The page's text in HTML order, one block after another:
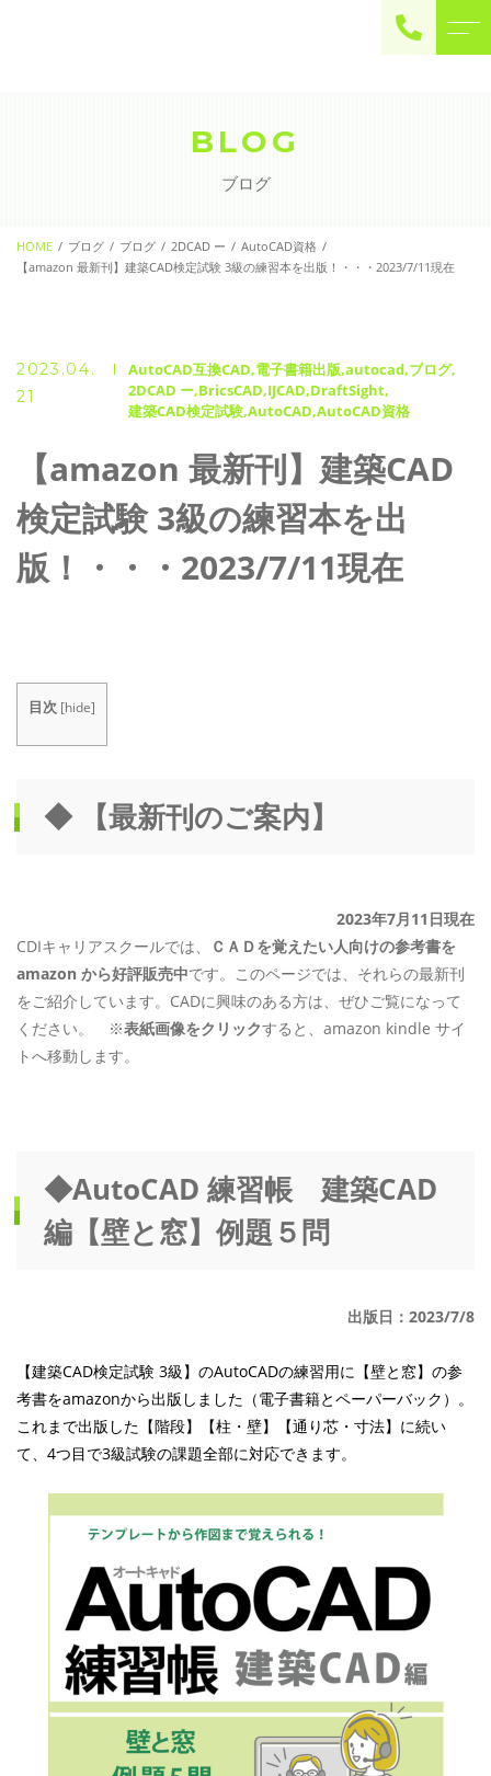
contact
BLOG
ブログ
HOME ブログ ブログ 2DCAD ー
AutoCAD資格
【amazon 最新刊】建築CAD検定試験 3級の練習本を出版！・・・2023/7/11現在
2023.04.
21
AutoCAD互換CAD 電子書籍出版 autocad ブログ
2DCAD ー BricsCAD IJCAD DraftSight
建築CAD検定試験 AutoCAD AutoCAD資格
【amazon 最新刊】建築CAD
検定試験 3級の練習本を出
版！・・・2023/7/11現在
目次 [hide]
◆ 【最新刊のご案内】
2023年7月11日現在
CDIキャリアスクールでは、
ＣＡＤを覚えたい人向けの参考書を
amazon から好評販売中です。このページでは、それらの最新刊
をご紹介しています。CADに興味のある方は、ぜひご覧になって
ください。 ※表紙画像をクリックすると、amazon kindle サイ
トへ移動します。
◆AutoCAD 練習帳 建築CAD
編【壁と窓】例題５問
出版日：2023/7/8
【建築CAD検定試験 3級】のAutoCADの練習用に【壁と窓】の参
考書をamazonから出版しました（電子書籍とペーパーバック）。
これまで出版した【階段】【柱・壁】【通り芯・寸法】に続い
て、4つ目で3級試験の課題全部に対応できます。